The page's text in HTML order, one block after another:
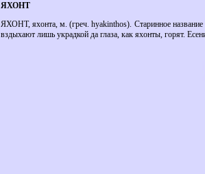
ЯХОНТ
ЯХОНТ, яхонта, м. (греч. hyakinthos). Старинное
вздыхают лишь украдкой да глаза, как яхонты, горят.